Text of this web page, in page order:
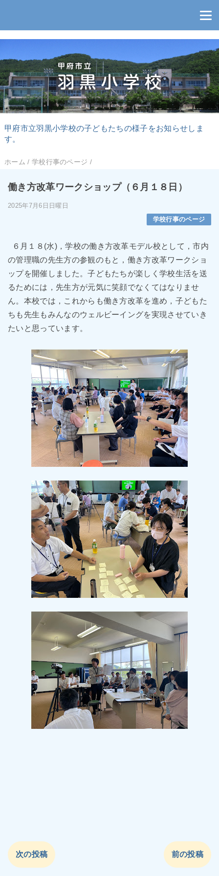
甲府市立羽黒小学校の子どもたちの様子をお知らせしま
す。
ホーム / 学校行事のページ /
働き方改革ワークショップ（６月１８日）
2025年7月6日日曜日
学校行事のページ
６ 月１８ (水)，学校の働き方改革モデル校として，市内
の管理職の先生方の参観のもと，働き方改革ワークショ
ップを開催しました。子どもたちが楽しく学校生活を送
るためには，先生方が元気に笑顔でなくてはなりませ
ん。本校では，これからも働き方改革を進め，子どもた
ちも先生もみんなのウェルビーイングを実現させていき
たいと思っています。
次の投稿 前の投稿